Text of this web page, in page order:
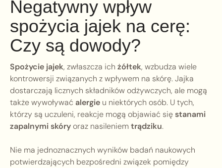
Negatywny wpływ
spożycia jajek na cerę:
Czy są dowody?
Spożycie jajek, zwłaszcza ich żółtek, wzbudza wiele
kontrowersji związanych z wpływem na skórę. Jajka
dostarczają licznych składników odżywczych, ale mogą
także wywoływać alergie u niektórych osób. U tych,
którzy są uczuleni, reakcje mogą objawiać sięstanami
zapalnymi skóryoraz nasileniem trądziku.
Nie ma jednoznacznych wyników badań naukowych
potwierdzających bezpośredni związek pomiędzy